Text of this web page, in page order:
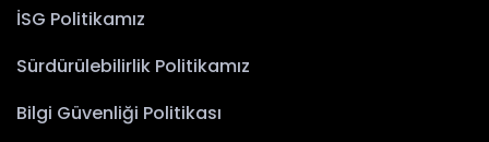
İSG Politikamız
Sürdürülebilirlik Politikamız
Bilgi Güvenliği Politikası